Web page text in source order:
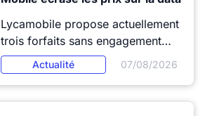
Lycamobile propose actuellement
trois forfaits sans engagement
comprenant entre 150 et 350 Go
pour moins de 12€ par mois.
D'après l'indice du prix du giga
Actualité 07/08/2026